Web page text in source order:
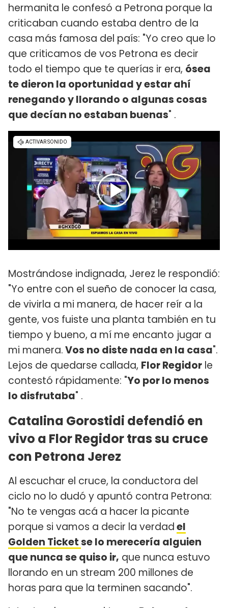
hermanita le confesó a Petrona porque la
criticaban cuando estaba dentro de la
casa más famosa del país: "Yo creo que lo
que criticamos de vos Petrona es decir
todo el tiempo que te querías ir era, ósea
te dieron la oportunidad y estar ahí
renegando y llorando o algunas cosas
que decían no estaban buenas" .
Mostrándose indignada, Jerez le respondió:
"Yo entre con el sueño de conocer la casa,
de vivirla a mi manera, de hacer reír a la
gente, vos fuiste una planta también en tu
tiempo y bueno, a mí me encanto jugar a
mi manera.Vos no diste nada en la casa".
Lejos de quedarse callada, Flor Regidor le
contestó rápidamente: "Yo por lo menos
lo disfrutaba" .
Catalina Gorostidi defendió en
vivo a Flor Regidor tras su cruce
con Petrona Jerez
Al escuchar el cruce, la conductora del
ciclo no lo dudó y apuntó contra Petrona:
"No te vengas acá a hacer la picante
porque si vamos a decir la verdadel
Golden Ticketse lo merecería alguien
que nunca se quiso ir, que nunca estuvo
llorando en un stream 200 millones de
horas para que la terminen sacando".